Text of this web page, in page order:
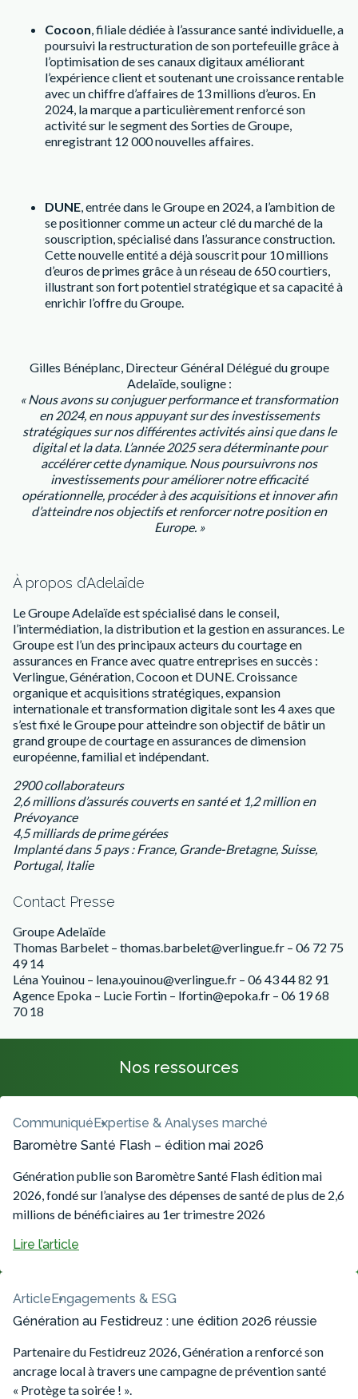
Cocoon, filiale dédiée à l’assurance santé individuelle, a
poursuivi la restructuration de son portefeuille grâce à
l’optimisation de ses canaux digitaux améliorant
l’expérience client et soutenant une croissance rentable
avec un chiffre d’affaires de 13 millions d’euros. En
2024, la marque a particulièrement renforcé son
activité sur le segment des Sorties de Groupe,
enregistrant 12 000 nouvelles affaires.
DUNE , entrée dans le Groupe en 2024, a l’ambition de
se positionner comme un acteur clé du marché de la
souscription, spécialisé dans l’assurance construction.
Cette nouvelle entité a déjà souscrit pour 10 millions
d’euros de primes grâce à un réseau de 650 courtiers,
illustrant son fort potentiel stratégique et sa capacité à
enrichir l’offre du Groupe.
Gilles Bénéplanc, Directeur Général Délégué du groupe
Adelaïde, souligne :
« Nous avons su conjuguer performance et transformation
en 2024, en nous appuyant sur des investissements
stratégiques sur nos différentes activités ainsi que dans le
digital et la data. L’année 2025 sera déterminante pour
accélérer cette dynamique. Nous poursuivrons nos
investissements pour améliorer notre efficacité
opérationnelle, procéder à des acquisitions et innover afin
d’atteindre nos objectifs et renforcer notre position en
Europe. »
À propos d’Adelaïde
Le Groupe Adelaïde est spécialisé dans le conseil,
l’intermédiation, la distribution et la gestion en assurances. Le
Groupe est l’un des principaux acteurs du courtage en
assurances en France avec quatre entreprises en succès :
Verlingue, Génération, Cocoon et DUNE. Croissance
organique et acquisitions stratégiques, expansion
internationale et transformation digitale sont les 4 axes que
s’est fixé le Groupe pour atteindre son objectif de bâtir un
grand groupe de courtage en assurances de dimension
européenne, familial et indépendant.
2900 collaborateurs
2,6 millions d’assurés couverts en santé et 1,2 million en
Prévoyance
4,5 milliards de prime gérées
Implanté dans 5 pays : France, Grande-Bretagne, Suisse,
Portugal, Italie
Contact Presse
Groupe Adelaïde
Thomas Barbelet – thomas.barbelet@verlingue.fr – 06 72 75
49 14
Léna Youinou – lena.youinou@verlingue.fr – 06 43 44 82 91
Agence Epoka – Lucie Fortin – lfortin@epoka.fr – 06 19 68
70 18
Nos ressources
Communiqué Expertise & Analyses marché
Baromètre Santé Flash – édition mai 2026
Génération publie son Baromètre Santé Flash édition mai
2026, fondé sur l’analyse des dépenses de santé de plus de 2,6
millions de bénéficiaires au 1er trimestre 2026
Lire l’article
Article Engagements & ESG
Génération au Festidreuz : une édition 2026 réussie
Partenaire du Festidreuz 2026, Génération a renforcé son
ancrage local à travers une campagne de prévention santé
« Protège ta soirée ! ».